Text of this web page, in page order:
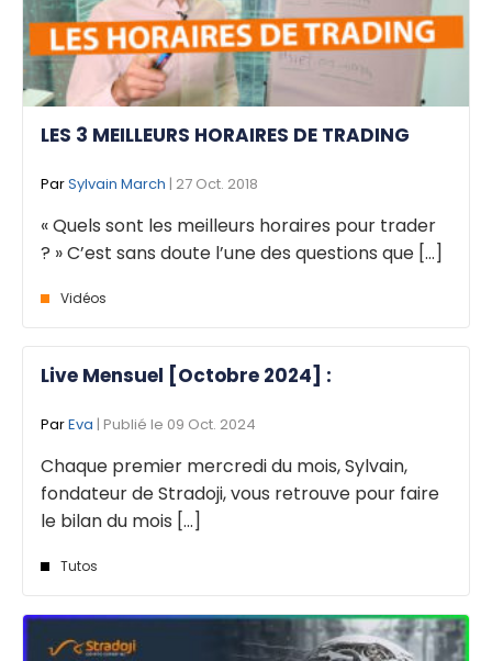
LES 3 MEILLEURS HORAIRES DE TRADING
ParSylvain March | 27 Oct. 2018
« Quels sont les meilleurs horaires pour trader
? » C’est sans doute l’une des questions que [...]
Vidéos
Live Mensuel [Octobre 2024] :
ParEva | Publié le 09 Oct. 2024
Chaque premier mercredi du mois, Sylvain,
fondateur de Stradoji, vous retrouve pour faire
le bilan du mois [...]
Tutos